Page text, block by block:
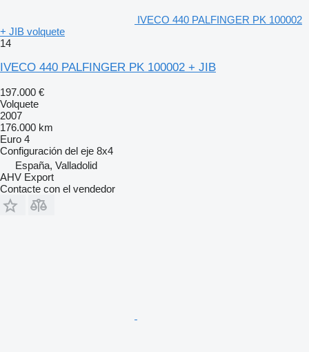
IVECO 440 PALFINGER PK 100002
+ JIB volquete
14
IVECO 440 PALFINGER PK 100002 + JIB
197.000 €
Volquete
2007
176.000 km
Euro 4
Configuración del eje 8x4
España, Valladolid
AHV Export
Contacte con el vendedor